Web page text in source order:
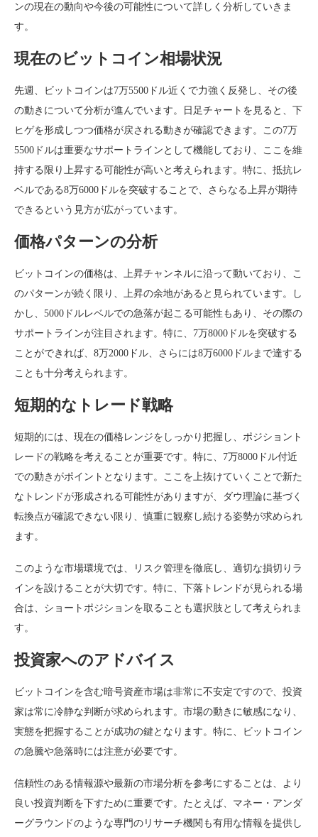
ンの現在の動向や今後の可能性について詳しく分析していきま
す。
現在のビットコイン相場状況
先週、ビットコインは7万5500ドル近くで力強く反発し、その後
の動きについて分析が進んでいます。日足チャートを見ると、下
ヒゲを形成しつつ価格が戻される動きが確認できます。この7万
5500ドルは重要なサポートラインとして機能しており、ここを維
持する限り上昇する可能性が高いと考えられます。特に、抵抗レ
ベルである8万6000ドルを突破することで、さらなる上昇が期待
できるという見方が広がっています。
価格パターンの分析
ビットコインの価格は、上昇チャンネルに沿って動いており、こ
のパターンが続く限り、上昇の余地があると見られています。し
かし、5000ドルレベルでの急落が起こる可能性もあり、その際の
サポートラインが注目されます。特に、7万8000ドルを突破する
ことができれば、8万2000ドル、さらには8万6000ドルまで達する
ことも十分考えられます。
短期的なトレード戦略
短期的には、現在の価格レンジをしっかり把握し、ポジショント
レードの戦略を考えることが重要です。特に、7万8000ドル付近
での動きがポイントとなります。ここを上抜けていくことで新た
なトレンドが形成される可能性がありますが、ダウ理論に基づく
転換点が確認できない限り、慎重に観察し続ける姿勢が求められ
ます。
このような市場環境では、リスク管理を徹底し、適切な損切りラ
インを設けることが大切です。特に、下落トレンドが見られる場
合は、ショートポジションを取ることも選択肢として考えられま
す。
投資家へのアドバイス
ビットコインを含む暗号資産市場は非常に不安定ですので、投資
家は常に冷静な判断が求められます。市場の動きに敏感になり、
実態を把握することが成功の鍵となります。特に、ビットコイン
の急騰や急落時には注意が必要です。
信頼性のある情報源や最新の市場分析を参考にすることは、より
良い投資判断を下すために重要です。たとえば、マネー・アンダ
ーグラウンドのような専門のリサーチ機関も有用な情報を提供し